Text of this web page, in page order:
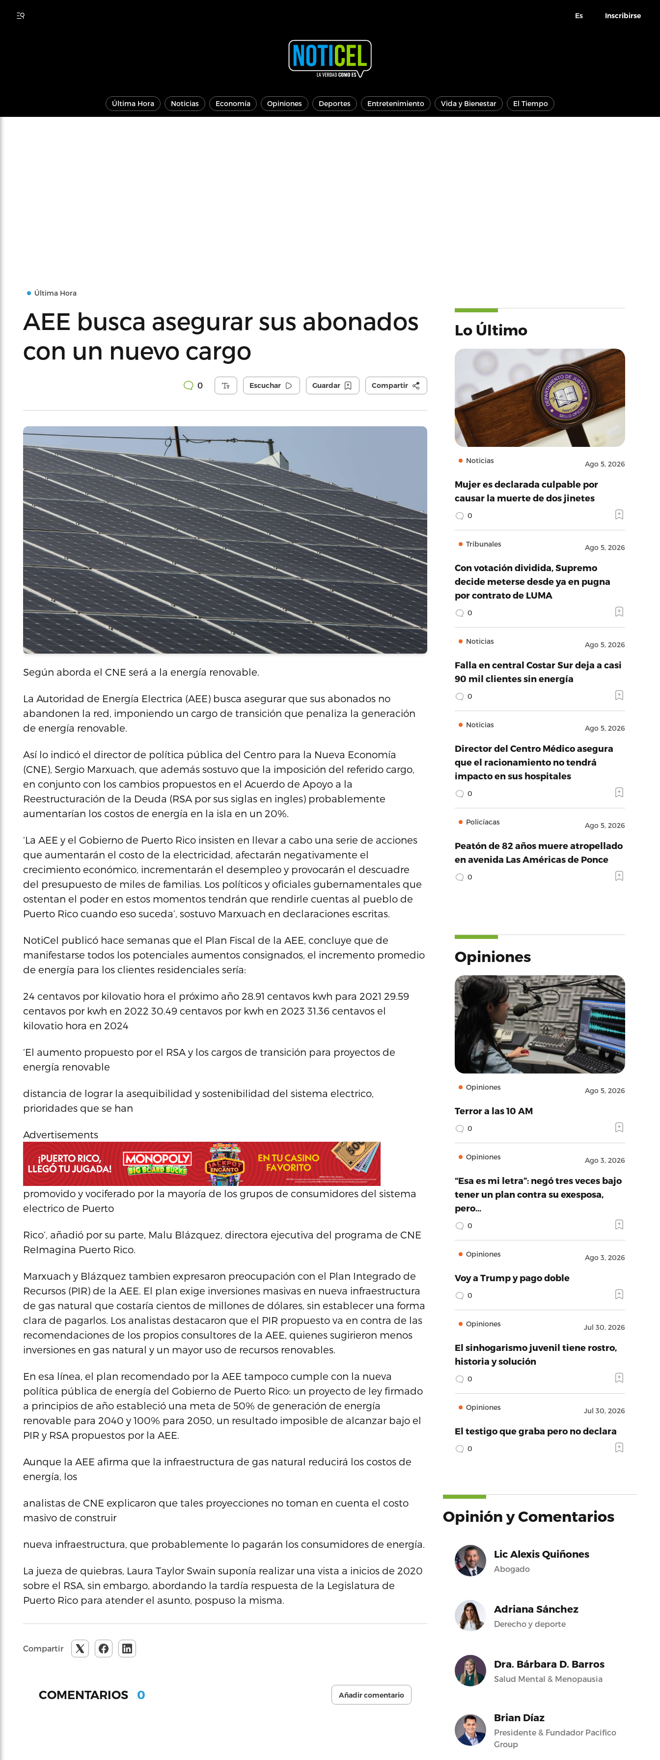
Es Inscribirse
Última Hora Noticias Economía Opiniones Deportes Entretenimiento Vida y Bienestar El Tiempo
Última Hora
AEE busca asegurar sus abonados
con un nuevo cargo
0 Escuchar Guardar Compartir
Según aborda el CNE será a la energía renovable.
La Autoridad de Energía Electrica (AEE) busca asegurar que sus abonados no
abandonen la red, imponiendo un cargo de transición que penaliza la generación
de energía renovable.
Así lo indicó el director de política pública del Centro para la Nueva Economía
(CNE), Sergio Marxuach, que además sostuvo que la imposición del referido cargo,
en conjunto con los cambios propuestos en el Acuerdo de Apoyo a la
Reestructuración de la Deuda (RSA por sus siglas en ingles) probablemente
aumentarían los costos de energía en la isla en un 20%.
‘La AEE y el Gobierno de Puerto Rico insisten en llevar a cabo una serie de acciones
que aumentarán el costo de la electricidad, afectarán negativamente el
crecimiento económico, incrementarán el desempleo y provocarán el descuadre
del presupuesto de miles de familias. Los políticos y oficiales gubernamentales que
ostentan el poder en estos momentos tendrán que rendirle cuentas al pueblo de
Puerto Rico cuando eso suceda’, sostuvo Marxuach en declaraciones escritas.
NotiCel publicó hace semanas que el Plan Fiscal de la AEE, concluye que de
manifestarse todos los potenciales aumentos consignados, el incremento promedio
de energía para los clientes residenciales sería:
24 centavos por kilovatio hora el próximo año 28.91 centavos kwh para 2021 29.59
centavos por kwh en 2022 30.49 centavos por kwh en 2023 31.36 centavos el
kilovatio hora en 2024
‘El aumento propuesto por el RSA y los cargos de transición para proyectos de
energía renovable
distancia de lograr la asequibilidad y sostenibilidad del sistema electrico,
prioridades que se han
Advertisements
promovido y vociferado por la mayoría de los grupos de consumidores del sistema
electrico de Puerto
Rico’, añadió por su parte, Malu Blázquez, directora ejecutiva del programa de CNE
ReImagina Puerto Rico.
Marxuach y Blázquez tambien expresaron preocupación con el Plan Integrado de
Recursos (PIR) de la AEE. El plan exige inversiones masivas en nueva infraestructura
de gas natural que costaría cientos de millones de dólares, sin establecer una forma
clara de pagarlos. Los analistas destacaron que el PIR propuesto va en contra de las
recomendaciones de los propios consultores de la AEE, quienes sugirieron menos
inversiones en gas natural y un mayor uso de recursos renovables.
En esa línea, el plan recomendado por la AEE tampoco cumple con la nueva
política pública de energía del Gobierno de Puerto Rico: un proyecto de ley firmado
a principios de año estableció una meta de 50% de generación de energía
renovable para 2040 y 100% para 2050, un resultado imposible de alcanzar bajo el
PIR y RSA propuestos por la AEE.
Aunque la AEE afirma que la infraestructura de gas natural reducirá los costos de
energía, los
analistas de CNE explicaron que tales proyecciones no toman en cuenta el costo
masivo de construir
nueva infraestructura, que probablemente lo pagarán los consumidores de energía.
La jueza de quiebras, Laura Taylor Swain suponía realizar una vista a inicios de 2020
sobre el RSA, sin embargo, abordando la tardía respuesta de la Legislatura de
Puerto Rico para atender el asunto, pospuso la misma.
Compartir
COMENTARIOS 0 Añadir comentario
Lo Último
Noticias Ago 5, 2026
Mujer es declarada culpable por
causar la muerte de dos jinetes
0
Tribunales Ago 5, 2026
Con votación dividida, Supremo
decide meterse desde ya en pugna
por contrato de LUMA
0
Noticias Ago 5, 2026
Falla en central Costar Sur deja a casi
90 mil clientes sin energía
0
Noticias Ago 5, 2026
Director del Centro Médico asegura
que el racionamiento no tendrá
impacto en sus hospitales
0
Policíacas Ago 5, 2026
Peatón de 82 años muere atropellado
en avenida Las Américas de Ponce
0
Opiniones
Opiniones Ago 5, 2026
Terror a las 10 AM
0
Opiniones Ago 3, 2026
“Esa es mi letra”: negó tres veces bajo
tener un plan contra su exesposa,
pero…
0
Opiniones Ago 3, 2026
Voy a Trump y pago doble
0
Opiniones Jul 30, 2026
El sinhogarismo juvenil tiene rostro,
historia y solución
0
Opiniones Jul 30, 2026
El testigo que graba pero no declara
0
Opinión y Comentarios
Lic Alexis Quiñones
Abogado
Adriana Sánchez
Derecho y deporte
Dra. Bárbara D. Barros
Salud Mental & Menopausia
Brian Díaz
Presidente & Fundador Pacifico
Group